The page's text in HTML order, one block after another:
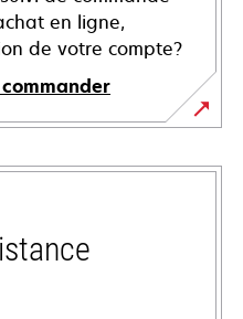
en ligne,
de votre compte?